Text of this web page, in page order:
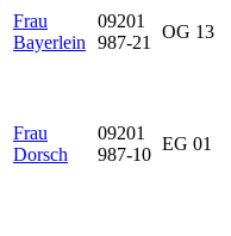
Frau
Bayerlein
09201
987-21
OG 13
Frau
Dorsch
09201
987-10
EG 01